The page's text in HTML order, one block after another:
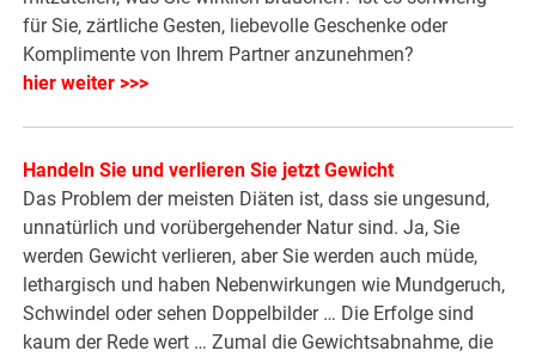
für Sie, zärtliche Gesten, liebevolle Geschenke oder
Komplimente von Ihrem Partner anzunehmen?
hier weiter >>>
Handeln Sie und verlieren Sie jetzt Gewicht
Das Problem der meisten Diäten ist, dass sie ungesund,
unnatürlich und vorübergehender Natur sind. Ja, Sie
werden Gewicht verlieren, aber Sie werden auch müde,
lethargisch und haben Nebenwirkungen wie Mundgeruch,
Schwindel oder sehen Doppelbilder … Die Erfolge sind
kaum der Rede wert … Zumal die Gewichtsabnahme, die